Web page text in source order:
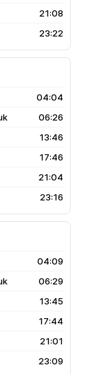
21:08
23:22
04:04
06:26
13:46
17:46
21:04
23:16
04:09
06:29
13:45
17:44
21:01
23:09